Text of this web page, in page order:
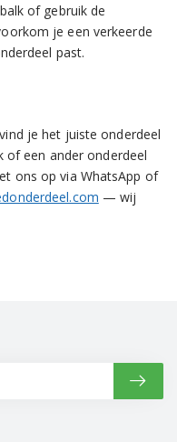
of gebruik de
je een verkeerde
past.
je het juiste onderdeel
een ander onderdeel
ons op via WhatsApp of
— wij